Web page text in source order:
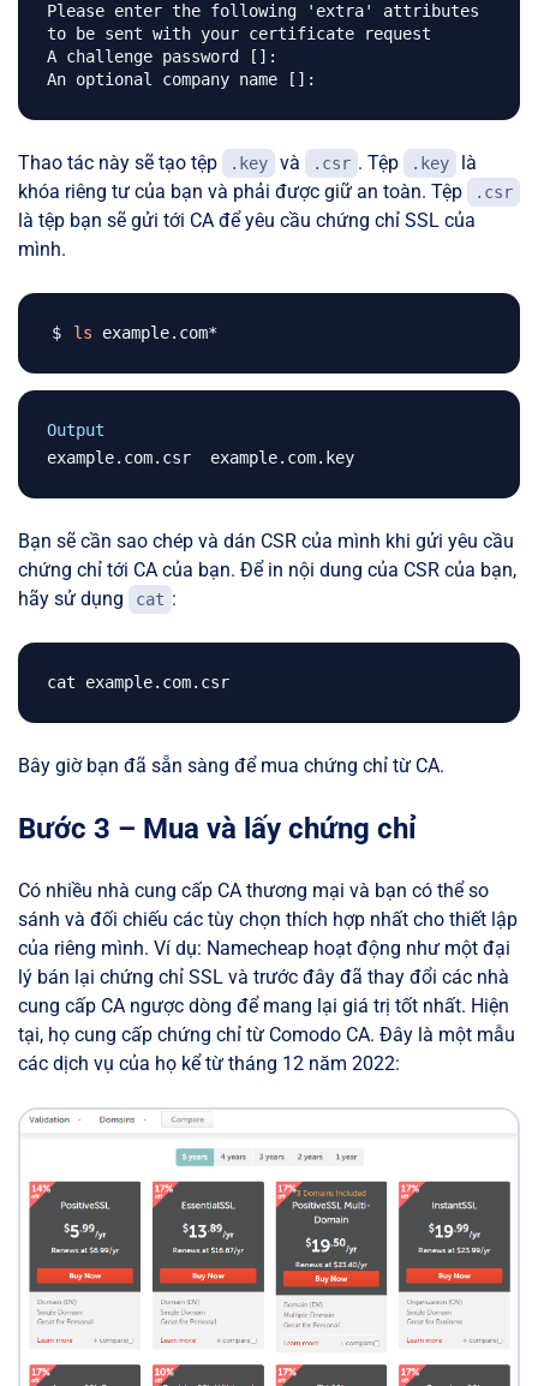
Please enter the following 'extra' attributes
to be sent with your certificate request
A challenge password []:
Thao tác này sẽ tạo tệp .key và .csr . Tệp .key
là
khóa riêng tư của bạn và phải được giữ an toàn. Tệp
.csr
là tệp bạn sẽ gửi tới CA để yêu cầu chứng chỉ SSL của
mình.
ls
Output
Bạn sẽ cần sao chép và dán CSR của mình khi gửi yêu cầu
chứng chỉ tới CA của bạn. Để in nội dung của CSR của bạn,
hãy sử dụng
cat :
Bây giờ bạn đã sẵn sàng để mua chứng chỉ từ CA.
Bước 3 – Mua và lấy chứng chỉ
Có nhiều nhà cung cấp CA thương mại và bạn có thể so
sánh và đối chiếu các tùy chọn thích hợp nhất cho thiết lập
của riêng mình. Ví dụ: Namecheap hoạt động như một đại
lý bán lại chứng chỉ SSL và trước đây đã thay đổi các nhà
cung cấp CA ngược dòng để mang lại giá trị tốt nhất. Hiện
tại, họ cung cấp chứng chỉ từ Comodo CA. Đây là một mẫu
các dịch vụ của họ kể từ tháng 12 năm 2022: